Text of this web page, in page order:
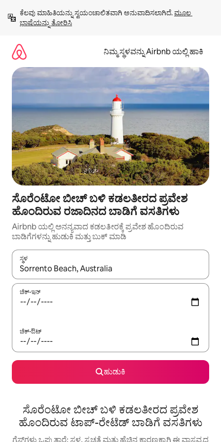
ಹೋಗಿ
ಕೆಲವು ಮಾಹಿತಿಯನ್ನು ಸ್ವಯಂಚಾಲಿತವಾಗಿ ಅನುವಾದಿಸಲಾಗಿದೆ. ಮೂಲ
ಭಾಷೆಯನ್ನು ತೋರಿಸಿ
ನಿಮ್ಮ ಸ್ಥಳವನ್ನು Airbnb ಯಲ್ಲಿ ಹಾಕಿ
ಸೊರೆಂಟೋ ಬೀಚ್ ಬಳಿ ಕಡಲತೀರದ ಪ್ರವೇಶ
ಹೊಂದಿರುವ ರಜಾದಿನದ ಬಾಡಿಗೆ ವಸತಿಗಳು
Airbnb ಯಲ್ಲಿ ಅನನ್ಯವಾದ ಕಡಲತೀರಕ್ಕೆ ಪ್ರವೇಶ ಹೊಂದಿರುವ
ಬಾಡಿಗೆಗಳನ್ನು ಹುಡುಕಿ ಮತ್ತು ಬುಕ್ ಮಾಡಿ
ಸ್ಥಳ
ಫಲಿತಾಂಶಗಳು ಲಭ್ಯವಿರುವಾಗ, ಅಪ್ ಮತ್ತು ಡೌನ್ ಬಾಣದ ಕೀಲಿಗಳೊಂದಿಗೆ
ಚೆಕ್-ಇನ್
ಚೆಕ್-ಔಟ್
ಹುಡುಕಿ
ಸೊರೆಂಟೋ ಬೀಚ್ ಬಳಿ ಕಡಲತೀರದ ಪ್ರವೇಶ
ಹೊಂದಿರುವ ಟಾಪ್-ರೇಟೆಡ್ ಬಾಡಿಗೆ ವಸತಿಗಳು
ಗೆಸ್ಟ್‌ಗಳು ಒಪ್ಪುತ್ತಾರೆ: ಸ್ಥಳ, ಸ್ವಚ್ಛತೆ ಮತ್ತು ಹೆಚ್ಚಿನ ಕಾರಣಕ್ಕಾಗಿ ಈ ವಾಸ್ತವ್ಯದ